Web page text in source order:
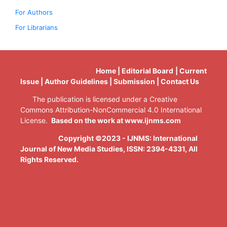
For Authors
For Librarians
Home | Editorial Board | Current
Issue | Author Guidelines | Submission | Contact Us
The publication is licensed under a Creative
Commons Attribution-NonCommercial 4.0 International
License. Based on the work at www.ijnms.com
Copyright ©2023 - IJNMS: International
Journal of New Media Studies, ISSN: 2394-4331, All
Rights Reserved.